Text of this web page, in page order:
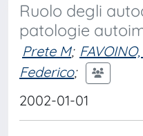
Ruolo degli
patologie
Prete M;
Federico;
2002-01-01